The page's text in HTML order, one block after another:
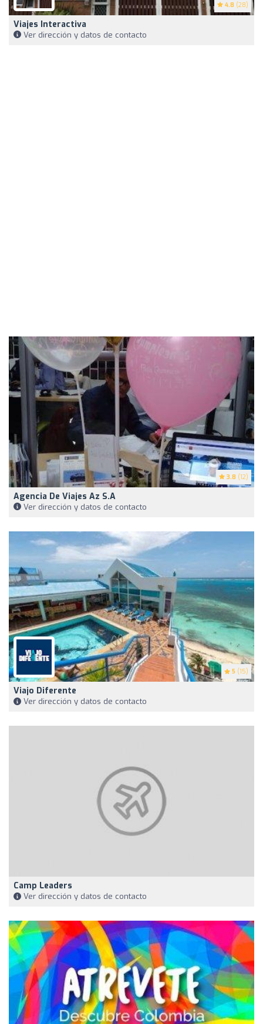
4.8 (28)
Viajes Interactiva
Ver dirección y datos de contacto
3.8 (12)
Agencia De Viajes Az S.a
Ver dirección y datos de contacto
5 (15)
Viajo Diferente
Ver dirección y datos de contacto
Camp Leaders
Ver dirección y datos de contacto